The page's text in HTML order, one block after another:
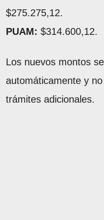
$275.275,12.
PUAM: $314.600,12.
Los nuevos montos
automáticamente y
trámites adicionales.